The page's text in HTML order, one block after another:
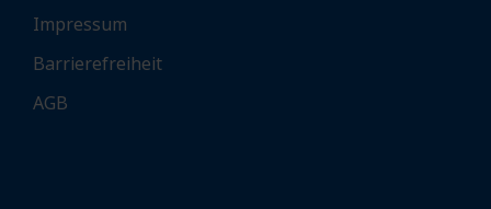
Impressum
Barrierefreiheit
AGB